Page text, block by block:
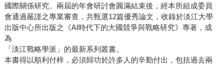
國際關係研究。兩屆的年會研討會圓滿結束後，經本所組成委員
會通過嚴謹之專業審查，共甄選12篇優秀論文，收錄於淡江大學
出版中心所出版之《AI時代下的大國競爭與戰略研究》專著，成
為
「淡江戰略學派」的最新系列叢書。
本書得以順利付梓，必須歸功於許多人的辛勤付出，包括過去兩